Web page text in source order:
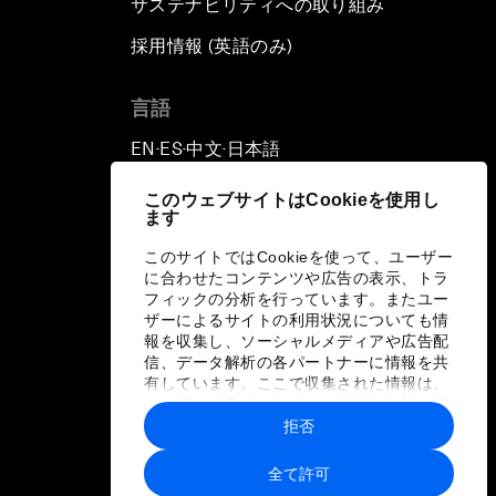
このウェブサイトはCookieを使用し
ます
このサイトではCookieを使って、ユーザー
に合わせたコンテンツや広告の表示、トラ
フィックの分析を行っています。またユー
ザーによるサイトの利用状況についても情
報を収集し、ソーシャルメディアや広告配
信、データ解析の各パートナーに情報を共
有しています。ここで収集された情報は、
ユーザーが各パートナーに提供した他の情
報や各パートナーのサービスを使用した際
に収集された情報と組み合わされ、各パー
トナーによって使用されることがありま
す。
全て許可
拒否
サステナビリティへの取り組み
採用情報 (英語のみ)
言語
EN ▪ ES▪中文▪ 日本語